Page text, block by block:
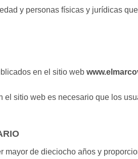
y personas físicas y jurídicas
en el sitio web
sitio web es necesario que los
de dieciocho años y